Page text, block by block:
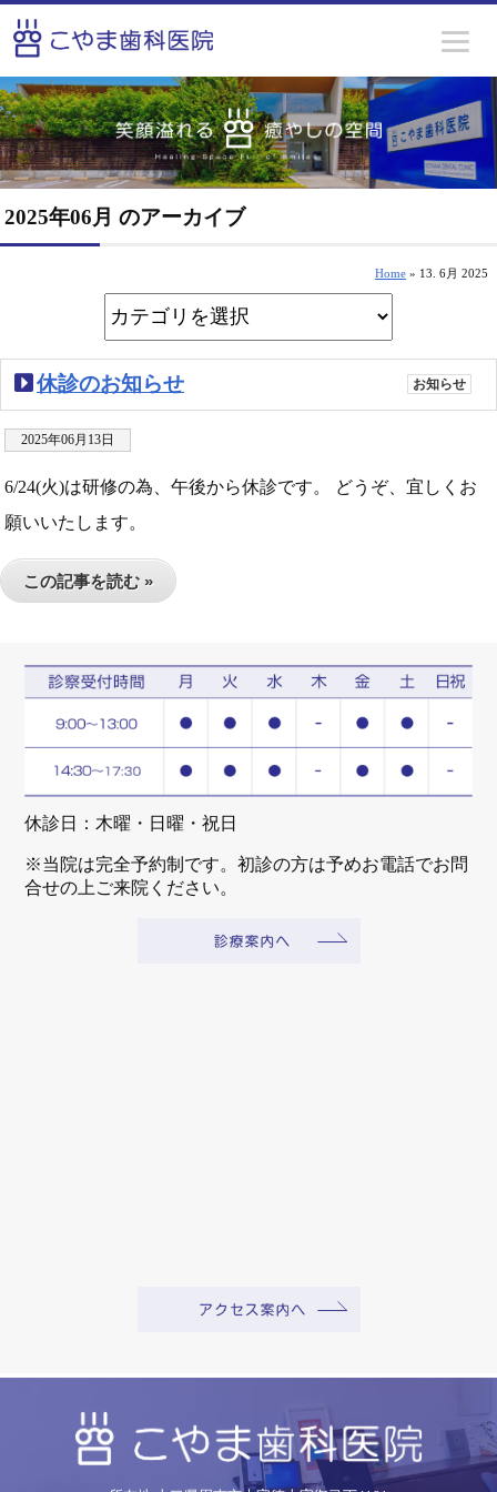
2025年06月 のアーカイブ
Home » 13. 6月 2025
休診のお知らせ お知らせ
2025年06月13日
6/24(火)は研修の為、午後から休診です。 どうぞ、宜しくお
願いいたします。
この記事を読む »
休診日：木曜・日曜・祝日
※当院は完全予約制です。初診の方は予めお電話でお問
合せの上ご来院ください。